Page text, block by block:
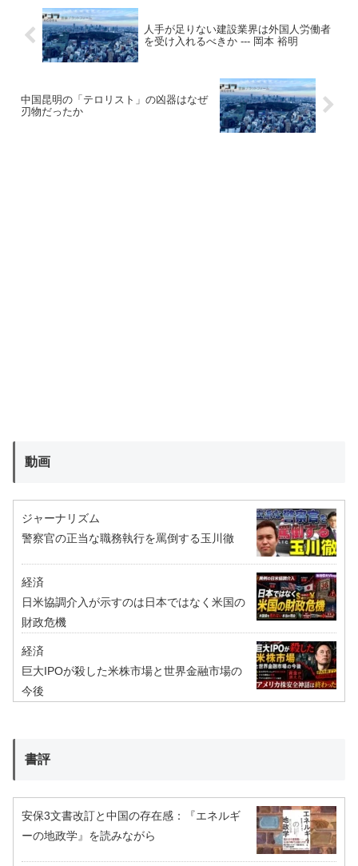
人手が足りない建設業界は外国人労働者
を受け入れるべきか --- 岡本 裕明
中国昆明の「テロリスト」の凶器はなぜ
刃物だったか
動画
ジャーナリズム
警察官の正当な職務執行を罵倒する玉川徹
経済
日米協調介入が示すのは日本ではなく米国の
財政危機
経済
巨大IPOが殺した米株市場と世界金融市場の
今後
書評
安保3文書改訂と中国の存在感：『エネルギ
ーの地政学』を読みながら